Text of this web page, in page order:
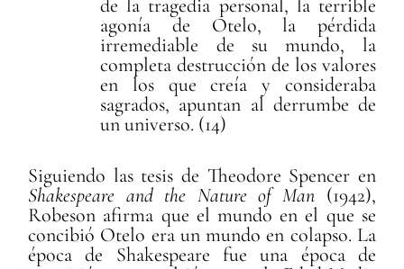
de la tragedia personal, la terrible
agonía de Otelo, la pérdida
irremediable de su mundo, la
completa destrucción de los valores
en los que creía y consideraba
sagrados, apuntan al derrumbe de
un universo. (14)
Siguiendo las tesis de Theodore Spencer en
Shakespeare and the Nature of Man (1942),
Robeson afirma que el mundo en el que se
concibió Otelo era un mundo en colapso. La
época de Shakespeare fue una época de